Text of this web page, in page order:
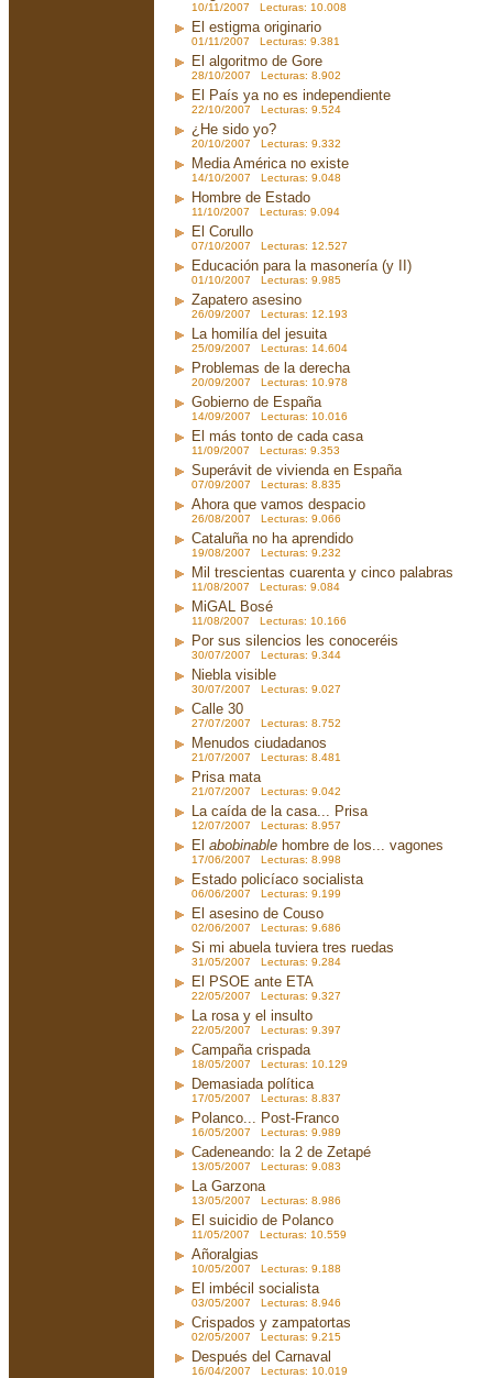
10/11/2007 Lecturas: 10.008
El estigma originario
01/11/2007 Lecturas: 9.381
El algoritmo de Gore
28/10/2007 Lecturas: 8.902
El País ya no es independiente
22/10/2007 Lecturas: 9.524
¿He sido yo?
20/10/2007 Lecturas: 9.332
Media América no existe
14/10/2007 Lecturas: 9.048
Hombre de Estado
11/10/2007 Lecturas: 9.094
El Corullo
07/10/2007 Lecturas: 12.527
Educación para la masonería (y II)
01/10/2007 Lecturas: 9.985
Zapatero asesino
26/09/2007 Lecturas: 12.193
La homilía del jesuita
25/09/2007 Lecturas: 14.604
Problemas de la derecha
20/09/2007 Lecturas: 10.978
Gobierno de España
14/09/2007 Lecturas: 10.016
El más tonto de cada casa
11/09/2007 Lecturas: 9.353
Superávit de vivienda en España
07/09/2007 Lecturas: 8.835
Ahora que vamos despacio
26/08/2007 Lecturas: 9.066
Cataluña no ha aprendido
19/08/2007 Lecturas: 9.232
Mil trescientas cuarenta y cinco palabras
11/08/2007 Lecturas: 9.084
MiGAL Bosé
11/08/2007 Lecturas: 10.166
Por sus silencios les conoceréis
30/07/2007 Lecturas: 9.344
Niebla visible
30/07/2007 Lecturas: 9.027
Calle 30
27/07/2007 Lecturas: 8.752
Menudos ciudadanos
21/07/2007 Lecturas: 8.481
Prisa mata
21/07/2007 Lecturas: 9.042
La caída de la casa... Prisa
12/07/2007 Lecturas: 8.957
El abobinable hombre de los... vagones
17/06/2007 Lecturas: 8.998
Estado policíaco socialista
06/06/2007 Lecturas: 9.199
El asesino de Couso
02/06/2007 Lecturas: 9.686
Si mi abuela tuviera tres ruedas
31/05/2007 Lecturas: 9.284
El PSOE ante ETA
22/05/2007 Lecturas: 9.327
La rosa y el insulto
22/05/2007 Lecturas: 9.397
Campaña crispada
18/05/2007 Lecturas: 10.129
Demasiada política
17/05/2007 Lecturas: 8.837
Polanco... Post-Franco
16/05/2007 Lecturas: 9.989
Cadeneando: la 2 de Zetapé
13/05/2007 Lecturas: 9.083
La Garzona
13/05/2007 Lecturas: 8.986
El suicidio de Polanco
11/05/2007 Lecturas: 10.559
Añoralgias
10/05/2007 Lecturas: 9.188
El imbécil socialista
03/05/2007 Lecturas: 8.946
Crispados y zampatortas
02/05/2007 Lecturas: 9.215
Después del Carnaval
16/04/2007 Lecturas: 10.019